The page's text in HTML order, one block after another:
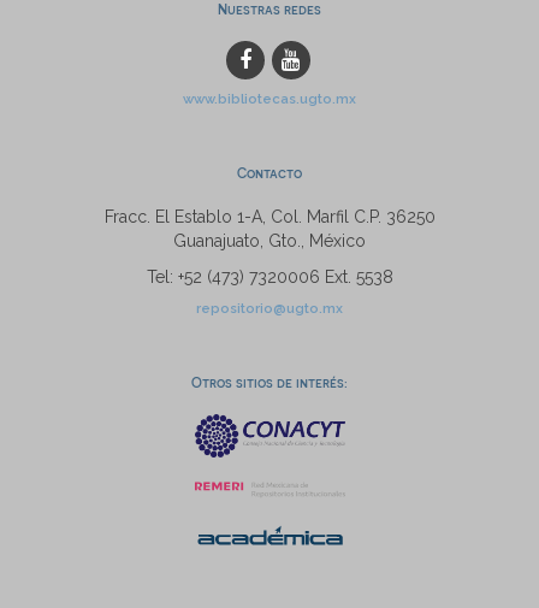
Nuestras redes
www.bibliotecas.ugto.mx
Contacto
Fracc. El Establo 1-A, Col. Marfil C.P. 36250
Guanajuato, Gto., México
Tel: +52 (473) 7320006 Ext. 5538
repositorio@ugto.mx
Otros sitios de interés: